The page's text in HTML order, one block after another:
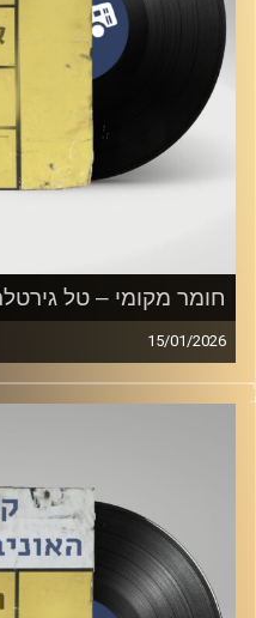
חומר מקומי – טל
15/01/2026
שעה של מוזיקה ישראלית